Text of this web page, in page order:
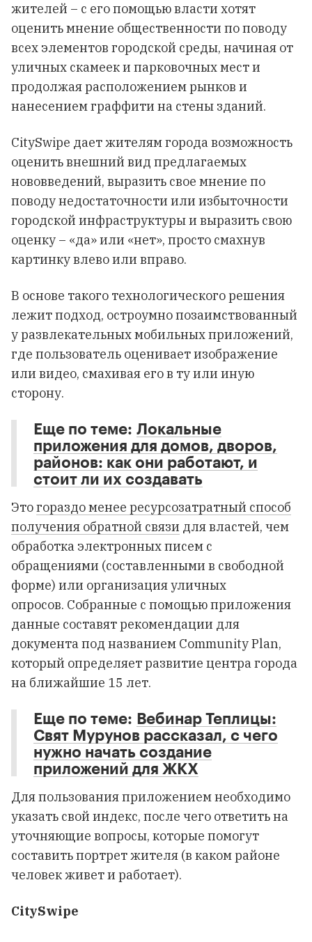
жителей – с его помощью власти хотят
оценить мнение общественности по поводу
всех элементов городской среды, начиная от
уличных скамеек и парковочных мест и
продолжая расположением рынков и
нанесением граффити на стены зданий.
CitySwipe дает жителям города возможность
оценить внешний вид предлагаемых
нововведений, выразить свое мнение по
поводу недостаточности или избыточности
городской инфраструктуры и выразить свою
оценку – «да» или «нет», просто смахнув
картинку влево или вправо.
В основе такого технологического решения
лежит подход, остроумно позаимствованный
у развлекательных мобильных приложений,
где пользователь оценивает изображение
или видео, смахивая его в ту или иную
сторону.
Еще по теме: Локальные
приложения для домов, дворов,
районов: как они работают, и
стоит ли их создавать
Этогораздо менее ресурсозатратный способ
получения обратной связи для властей, чем
обработка электронных писем с
обращениями (составленными в свободной
форме) или организация уличных
опросов. Собранные с помощью приложения
данные составят рекомендации для
документа под названием Community Plan,
который определяет развитие центра города
на ближайшие 15 лет.
Еще по теме: Вебинар Теплицы:
Свят Мурунов рассказал, с чего
нужно начать создание
приложений для ЖКХ
Для пользования приложением необходимо
указать свой индекс, после чего ответить на
уточняющие вопросы, которые помогут
составить портрет жителя (в каком районе
человек живет и работает).
CitySwipe